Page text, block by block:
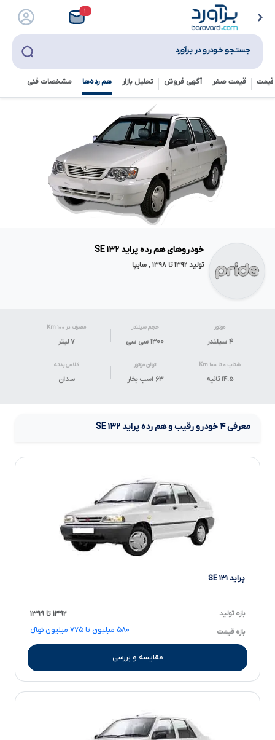
۱
جستـجو خـودرو در بـرآورد
قیمت صفر آگهی فروش تحلیل بازار هم رده‌ها‌ مشخصات فنی
خودروهای هم رده پراید ۱۳۲ SE
تولید ۱۳۹۲ تا ۱۳۹۸ , سایپا
موتور
۴ سیلندر
حجم سیلندر
۱۳۰۰ سی سی
مصرف در ۱۰۰ Km
۷لیتر
شتاب ۰ تا ۱۰۰ Km
۱۴.۵ ثانیه
توان موتور
۶۳ اسب بخار
کلاس بدنه
سدان
معرفی۴ خودرو رقیب و هم ردهپراید۱۳۲ SE
پراید ۱۳۱ SE
بازه تولید ۱۳۹۲ تا ۱۳۹۹
بازه قیمت ۵۸۰ میلیون تا ۷۷۵ میلیون تومانءءء
مقایسه و بررسی